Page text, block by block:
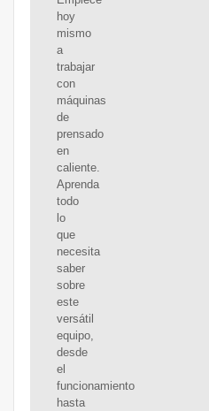
hoy
mismo
a
trabajar
con
máquinas
de
prensado
en
caliente.
Aprenda
todo
lo
que
necesita
saber
sobre
este
versátil
equipo,
desde
el
funcionamiento
hasta